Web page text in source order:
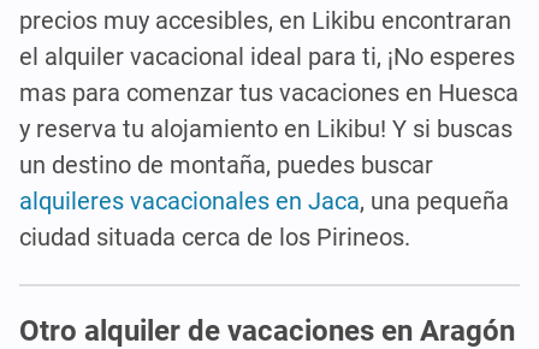
precios muy accesibles, en Likibu encontraran
el alquiler vacacional ideal para ti, ¡No esperes
mas para comenzar tus vacaciones en Huesca
y reserva tu alojamiento en Likibu! Y si buscas
un destino de montaña, puedes buscar
alquileres vacacionales en Jaca, una pequeña
ciudad situada cerca de los Pirineos.
Otro alquiler de vacaciones en Aragón